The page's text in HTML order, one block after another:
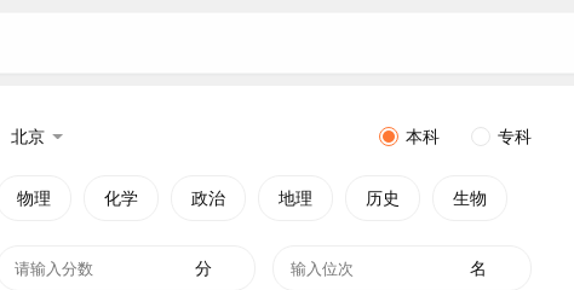
北京 本科 专科
物理 化学 政治 地理 历史 生物
分 名